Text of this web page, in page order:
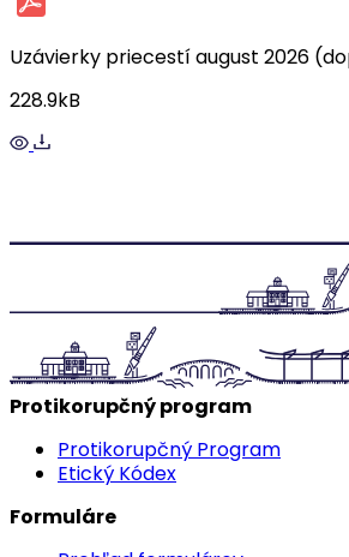
Uzávierky priecestí august 2026
228.9kB
Protikorupčný program
Protikorupčný Program
Etický Kódex
Formuláre